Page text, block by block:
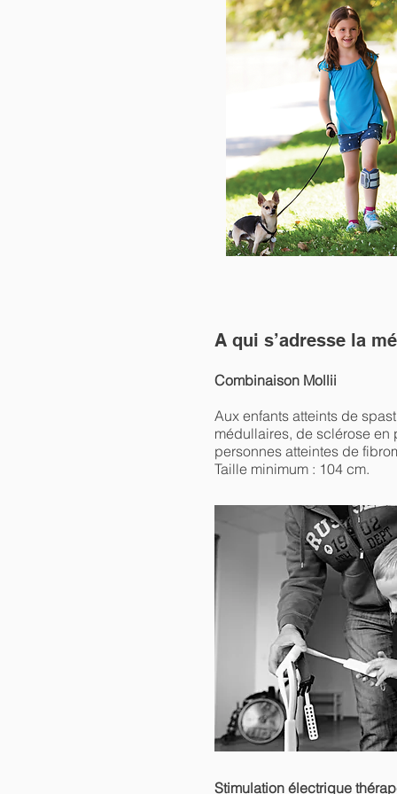
A qui s’adresse la
Combinaison Mollii
Aux enfants atteints de
médullaires, de sclérose en
personnes atteintes de
Taille minimum : 104 cm.
Stimulation électrique